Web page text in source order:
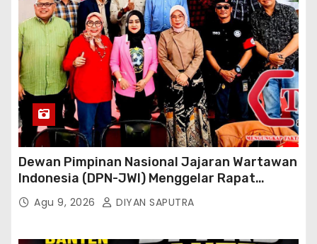
Dewan Pimpinan Nasional Jajaran Wartawan
Indonesia (DPN-JWI) Menggelar Rapat
Konsolidasi Dan Restrukturisasi Di Jakarta
Agu 9, 2026 DIYAN SAPUTRA